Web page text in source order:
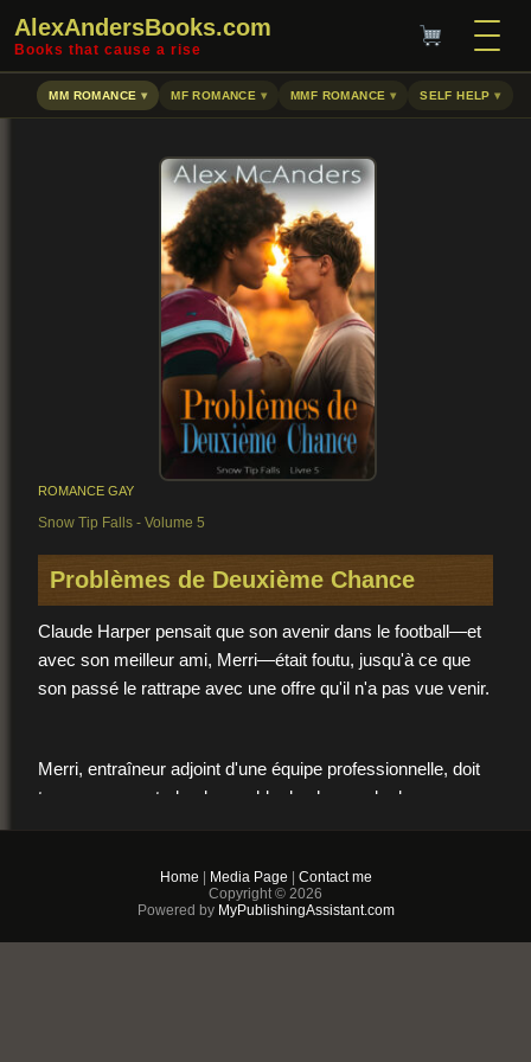
AlexAndersBooks.com
Books that cause a rise
MM ROMANCE MF ROMANCE MMF ROMANCE SELF HELP
ROMANCE GAY
Snow Tip Falls - Volume 5
Problèmes de Deuxième Chance
Claude Harper pensait que son avenir dans le football—et
avec son meilleur ami, Merri—était foutu, jusqu'à ce que
son passé le rattrape avec une offre qu'il n'a pas vue venir.
Merri, entraîneur adjoint d'une équipe professionnelle, doit
trouver un quarterback capable de changer la donne pour
de Claude de son équipe universitaire, et de la vie de Merri,
ne se résume pas au football ; des sentiments intenses
l'un pour l'autre et des conflits d'identité les ont éloignés l'un
Home Media Page
Contact me
Copyright © 2026
Powered byMyPublishingAssistant.com